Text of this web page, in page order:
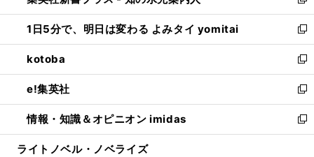
ウ
で
開
く
ン
ド
ウ
で
開
く
ウ
ィ
ン
ド
ウ
で
開
く
し
い
ウ
ィ
ン
ド
ウ
で
開
1日5分で、明日は変わる よみタイ yomitai
新
し
い
ウ
ィ
ン
ド
ウ
kotoba
新
し
い
ウ
ィ
ン
e!集英社
新
し
い
ウ
情報・知識＆オピニオン imidas
新
し
ライトノベル・ノベライズ